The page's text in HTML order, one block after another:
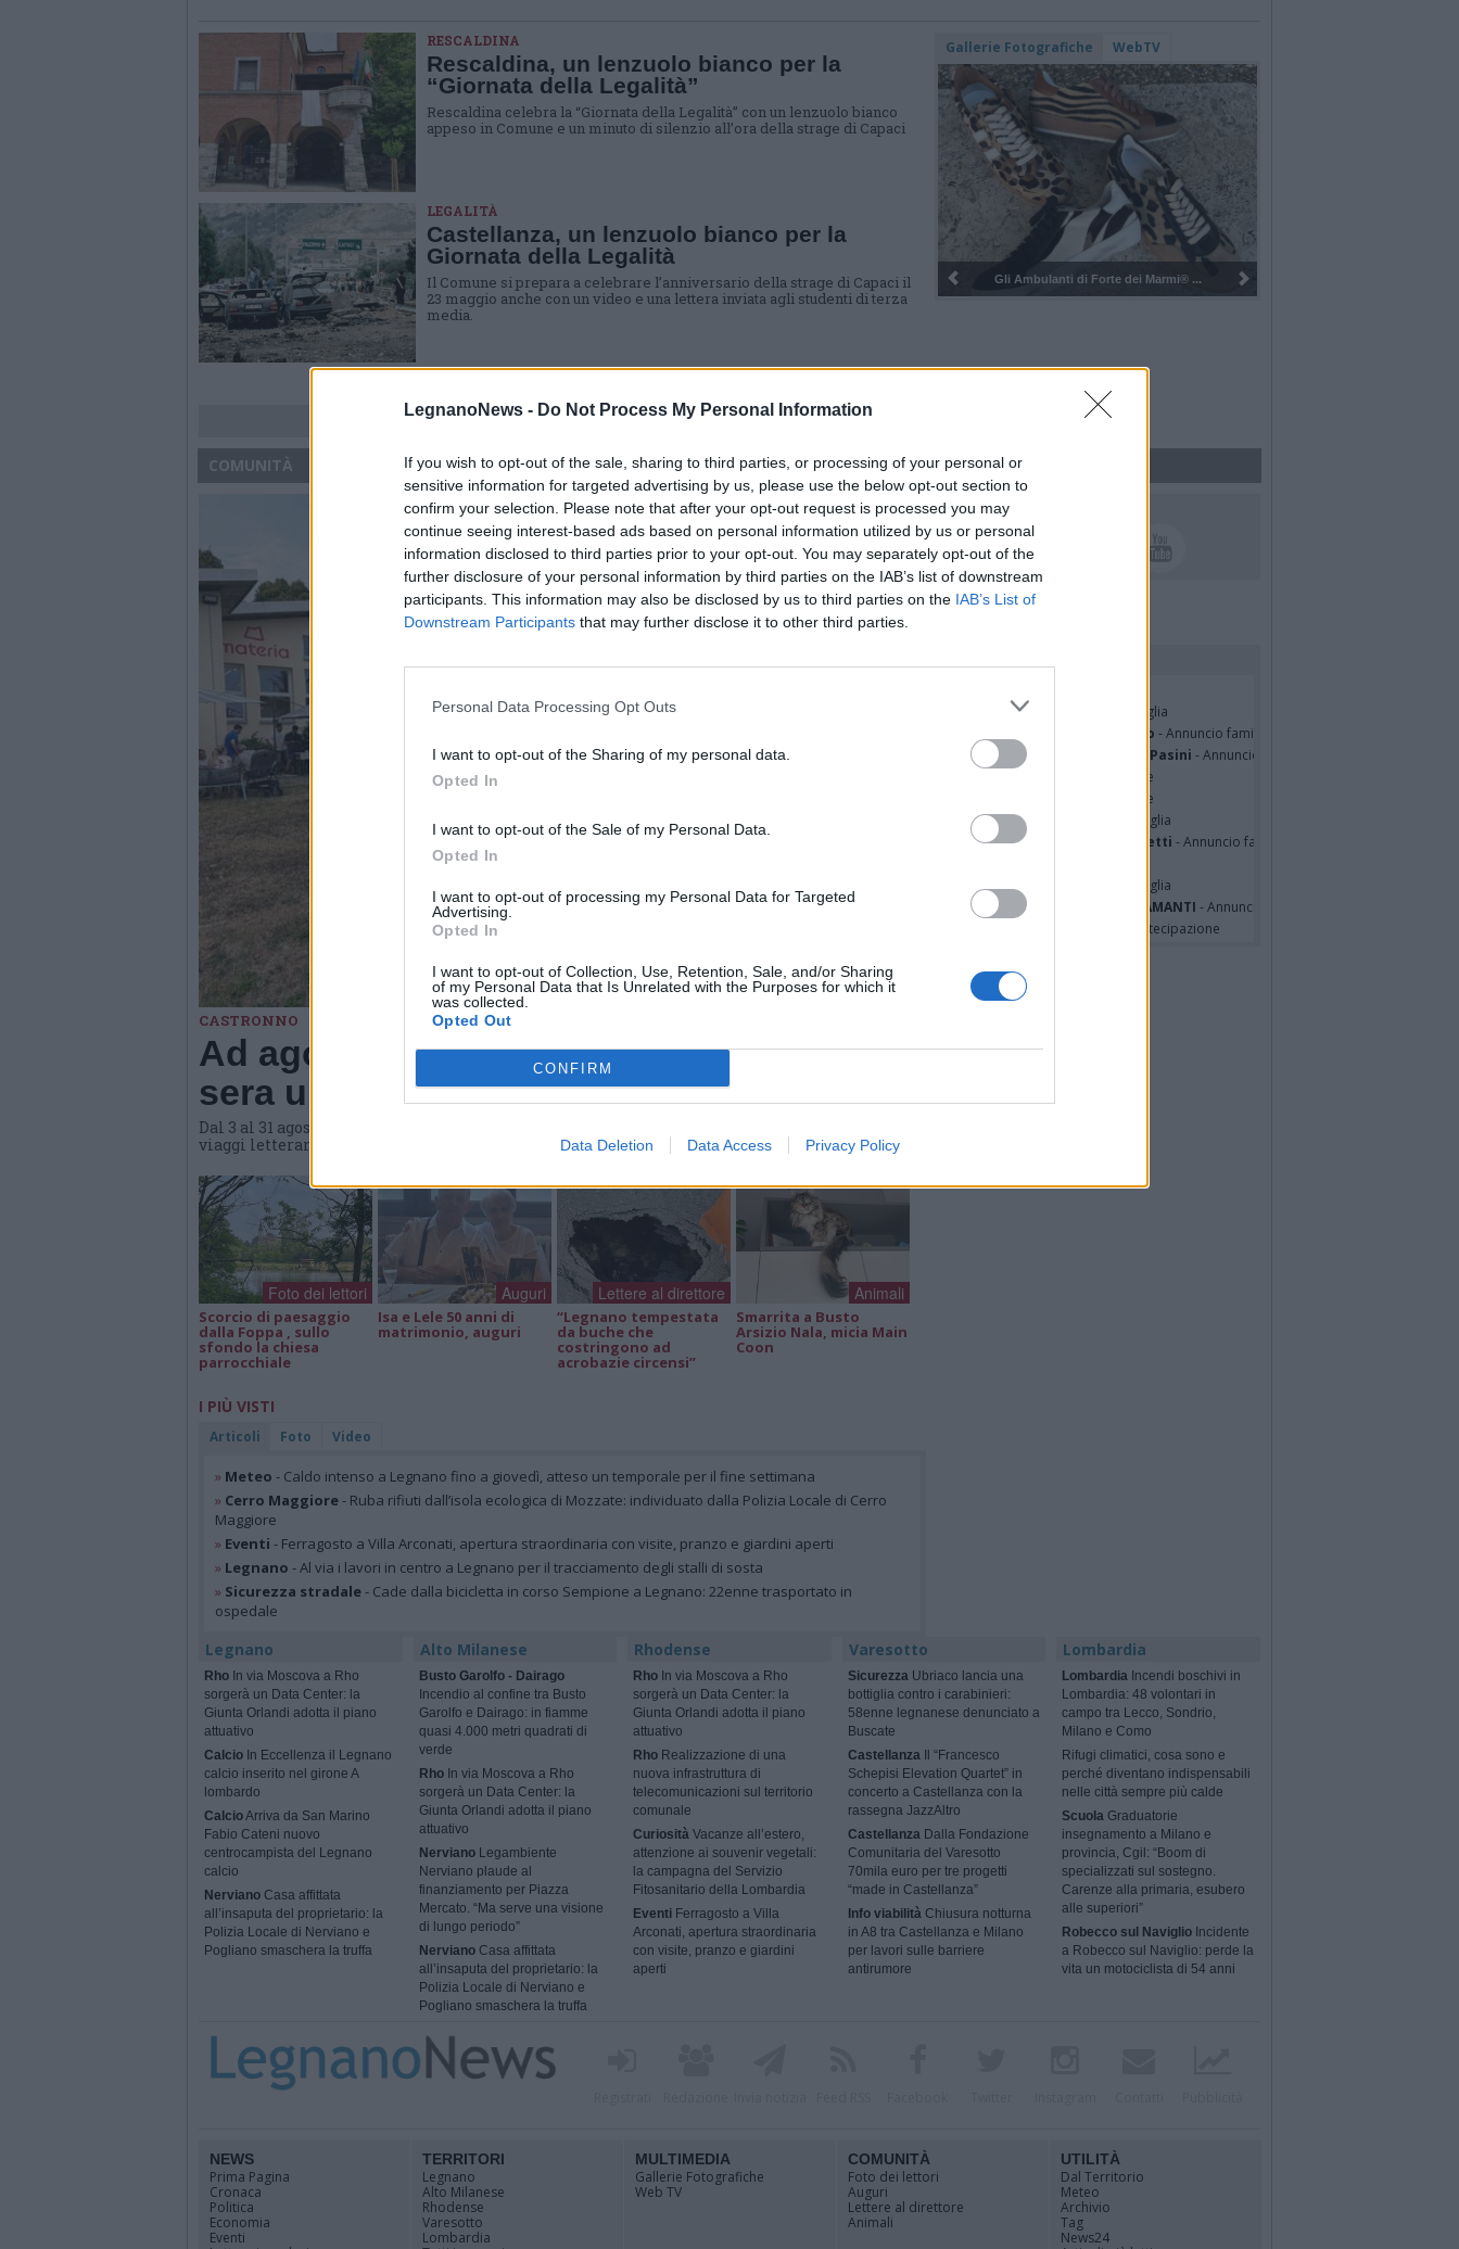
LegnanoNews - Do Not Process My Personal Information
If you wish to opt-out of the sale, sharing to third parties, or processing of your personal or
sensitive information for targeted advertising by us, please use the below opt-out section to
confirm your selection. Please note that after your opt-out request is processed you may
continue seeing interest-based ads based on personal information utilized by us or personal
information disclosed to third parties prior to your opt-out. You may separately opt-out of the
further disclosure of your personal information by third parties on the IAB’s list of downstream
participants. This information may also be disclosed by us to third parties on the IAB’s List of
Downstream Participants that may further disclose it to other third parties.
Personal Data Processing Opt Outs
I want to opt-out of the Sharing of my personal data.
Opted In
I want to opt-out of the Sale of my Personal Data.
Opted In
I want to opt-out of processing my Personal Data for Targeted
Advertising.
Opted In
I want to opt-out of Collection, Use, Retention, Sale, and/or Sharing
of my Personal Data that Is Unrelated with the Purposes for which it
was collected.
Opted Out
CONFIRM
Data Deletion Data Access Privacy Policy
RESCALDINA
Rescaldina, un lenzuolo bianco per la
“Giornata della Legalità”
Rescaldina celebra la “Giornata della Legalità” con un lenzuolo bianco
appeso in Comune e un minuto di silenzio all’ora della strage di Capaci
LEGALITÀ
Castellanza, un lenzuolo bianco per la
Giornata della Legalità
Il Comune si prepara a celebrare l’anniversario della strage di Capaci il
23 maggio anche con un video e una lettera inviata agli studenti di terza
media.
Guarda l'archivio
Gallerie Fotografiche WebTV
Pulizia del bosco del Rugareto a ...
COMUNITÀ
CASTRONNO
Ad agosto Materia non va in ferie: ogni
sera una proposta per te
Dal 3 al 31 agosto l'hub culturale di Castronno propone un appuntamento diverso ogni sera, tra
viaggi letterari e gastronomici, conversazioni, laboratori creativi, sfide musicali e burraco
Foto dei lettori
Scorcio di paesaggio
dalla Foppa , sullo
sfondo la chiesa
parrocchiale
Auguri
Isa e Lele 50 anni di
matrimonio, auguri
Lettere al direttore
“Legnano tempestata
da buche che
costringono ad
acrobazie circensi”
Animali
Smarrita a Busto
Arsizio Nala, micia Main
Coon
I PIÙ VISTI
Articoli Foto Video
» Meteo - Caldo intenso a Legnano fino a giovedì, atteso un temporale per il fine settimana
» Cerro Maggiore- Ruba rifiuti dall’isola ecologica di Mozzate: individuato dalla Polizia Locale di Cerro
Maggiore
» Eventi - Ferragosto a Villa Arconati, apertura straordinaria con visite, pranzo e giardini aperti
» Legnano - Al via i lavori in centro a Legnano per il tracciamento degli stalli di sosta
» Sicurezza stradale- Cade dalla bicicletta in corso Sempione a Legnano: 22enne trasportato in
ospedale
SEGUICI SUI SOCIAL
Achille Mazzini
- Annuncio famiglia
Teresa Squicciarini ved. Greco - Annuncio famiglia
Clementina Martinenghi ved. Pasini - Annuncio famiglia
- Partecipazione
- Partecipazione
Anthony Napoli
- Annuncio famiglia
Gianfranco Schieroni Giacometti - Annuncio famiglia
Riccardo Basile
- Annuncio famiglia
ROSA MALINVERNO ved. TETTAMANTI - Annuncio famiglia
- Partecipazione
Legnano
Rho In via Moscova a Rho
sorgerà un Data Center: la
Giunta Orlandi adotta il piano
attuativo
Calcio In Eccellenza il Legnano
calcio inserito nel girone A
lombardo
CalcioArriva da San Marino
Fabio Cateni nuovo
centrocampista del Legnano
calcio
Nerviano Casa affittata
all’insaputa del proprietario: la
Polizia Locale di Nerviano e
Pogliano smaschera la truffa
Alto Milanese
Busto Garolfo - Dairago
Incendio al confine tra Busto
Garolfo e Dairago: in fiamme
quasi 4.000 metri quadrati di
verde
RhoIn via Moscova a Rho
sorgerà un Data Center: la
Giunta Orlandi adotta il piano
attuativo
NervianoLegambiente
Nerviano plaude al
finanziamento per Piazza
Mercato. “Ma serve una visione
di lungo periodo”
NervianoCasa affittata
all’insaputa del proprietario: la
Polizia Locale di Nerviano e
Pogliano smaschera la truffa
Rhodense
Rho In via Moscova a Rho
sorgerà un Data Center: la
Giunta Orlandi adotta il piano
attuativo
Rho Realizzazione di una
nuova infrastruttura di
telecomunicazioni sul territorio
comunale
Curiosità Vacanze all’estero,
attenzione ai souvenir vegetali:
la campagna del Servizio
Fitosanitario della Lombardia
Eventi Ferragosto a Villa
Arconati, apertura straordinaria
con visite, pranzo e giardini
aperti
Varesotto
SicurezzaUbriaco lancia una
bottiglia contro i carabinieri:
58enne legnanese denunciato a
Buscate
CastellanzaIl “Francesco
Schepisi Elevation Quartet” in
concerto a Castellanza con la
rassegna JazzAltro
CastellanzaDalla Fondazione
Comunitaria del Varesotto
70mila euro per tre progetti
“made in Castellanza”
Info viabilitàChiusura notturna
in A8 tra Castellanza e Milano
per lavori sulle barriere
antirumore
Lombardia
Lombardia Incendi boschivi in
Lombardia: 48 volontari in
campo tra Lecco, Sondrio,
Milano e Como
Rifugi climatici, cosa sono e
perché diventano indispensabili
nelle città sempre più calde
Scuola Graduatorie
insegnamento a Milano e
provincia, Cgil: “Boom di
specializzati sul sostegno.
Carenze alla primaria, esubero
alle superiori”
Robecco sul Naviglio Incidente
a Robecco sul Naviglio: perde la
vita un motociclista di 54 anni
NEWS
Prima Pagina
Cronaca
Politica
Economia
Eventi
TERRITORI
Legnano
Alto Milanese
Rhodense
Varesotto
Lombardia
MULTIMEDIA
Gallerie Fotografiche
Web TV
COMUNITÀ
Foto dei lettori
Auguri
Lettere al direttore
Animali
UTILITÀ
Dal Territorio
Meteo
Archivio
Tag
News24